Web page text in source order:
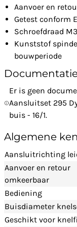
Aanvoer en
Getest conform
Schroefdraad
Kunststof
bouwperiode
Er is geen
Aansluitset 295
buis - 16/1.
Algemene
Aansluitrichting
Aanvoer en retour
omkeerbaar
Bediening
Buisdiameter
Geschikt voor